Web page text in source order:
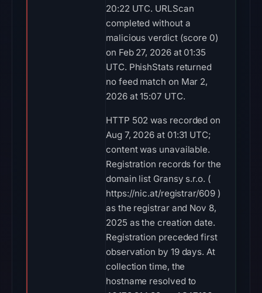
20:22 UTC. URLScan
completed without a
malicious verdict (score 0)
on Feb 27, 2026 at 01:35
UTC. PhishStats returned
no feed match on Mar 2,
2026 at 15:07 UTC.
HTTP 502 was recorded on
Aug 7, 2026 at 01:31 UTC;
content was unavailable.
Registration records for the
domain list Gransy s.r.o. (
https://nic.at/registrar/609 )
as the registrar and Nov 8,
2025 as the creation date.
Registration preceded first
observation by 19 days. At
collection time, the
hostname resolved to